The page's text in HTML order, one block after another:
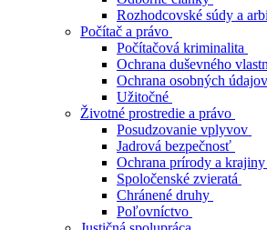
Rozhodcovské súdy a
Počítač a právo
Počítačová kriminalita
Ochrana duševného
Ochrana osobných údajov
Užitočné
Životné prostredie a právo
Posudzovanie vplyvov
Jadrová bezpečnosť
Ochrana prírody a krajiny
Spoločenské zvieratá
Chránené druhy
Poľovníctvo